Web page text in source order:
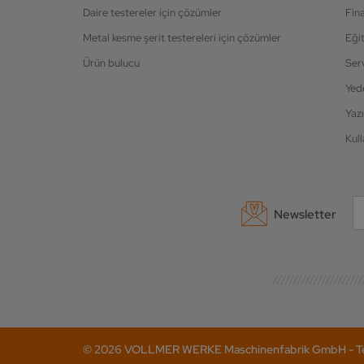
Daire testereler için çözümler
Metal kesme şerit testereleri için çözümler
Ürün bulucu
Newsletter
© 2026 VOLLMER WERKE Maschinenfabrik GmbH -